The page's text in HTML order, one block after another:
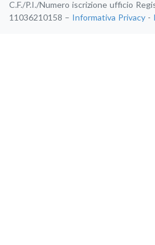
C.F./P.I./Numero iscrizione ufficio
11036210158 –
Informativa Privacy -